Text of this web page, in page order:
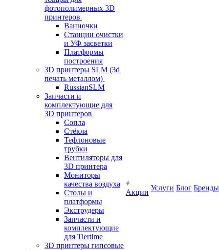
фотополимерных 3D
принтеров
Ванночки
Станции очистки
и УФ засветки
Платформы
построения
3D принтеры SLM (3d
печать металлом)
RussianSLM
Запчасти и
комплектующие для
3D принтеров
Сопла
Cтёкла
Тефлоновые
трубки
Вентиляторы для
3D принтера
Мониторы
качества воздуха
Столы и
платформы
Экструдеры
Запчасти и
комплектующие
для Tiertime
3D принтеры гипсовые
Акции
Услуги Блог Бренды